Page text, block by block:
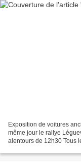
Exposition de voitures
même jour le rallye
alentours de 12h30 Tous